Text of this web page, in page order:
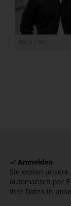
904 x 1 014
Anmelden
Sie wollen
automatisch per
Ihre Daten in